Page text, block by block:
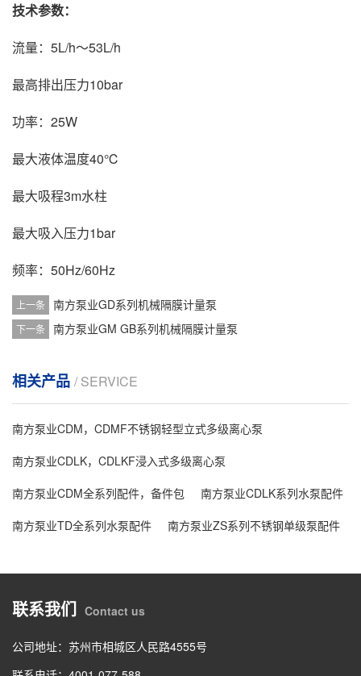
技术参数：
流量：5L/h～53L/h
最高排出压力10bar
功率：25W
最大液体温度40℃
最大吸程3m水柱
最大吸入压力1bar
频率：50Hz/60Hz
上一条 南方泵业GD系列机械隔膜计量泵
下一条 南方泵业GM GB系列机械隔膜计量泵
相关产品 / SERVICE
南方泵业CDM，CDMF不锈钢轻型立式多级离心泵
南方泵业CDLK，CDLKF浸入式多级离心泵
南方泵业CDM全系列配件，备件包
南方泵业CDLK系列水泵配件
南方泵业TD全系列水泵配件
南方泵业ZS系列不锈钢单级泵配件
联系我们 Contact us
公司地址：苏州市相城区人民路4555号